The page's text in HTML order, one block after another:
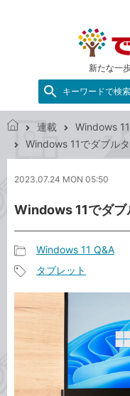
新たな一
キーワードで検索
で
ネ
ト
連載
Windows
Windows 11でダブル
2023.07.24 MON 05:50
Windows 11でダブ
事
カ
テ
リ
Windows 11 Q&A
事
タ
グ
タブレット